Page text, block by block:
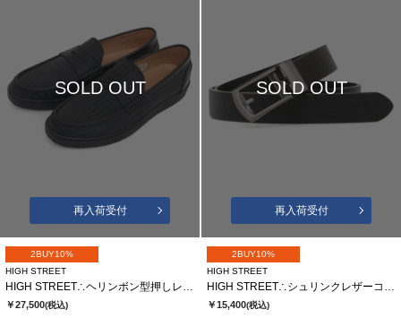
SOLD OUT
再入荷受付
2BUY10%
HIGH STREET
HIGH STREET∴ヘリンボン型押しレザーローファースニーカー
￥27,500(税込)
SOLD OUT
再入荷受付
2BUY10%
HIGH STREET
HIGH STREET∴シュリンクレザーコンフォートベルト
￥15,400(税込)